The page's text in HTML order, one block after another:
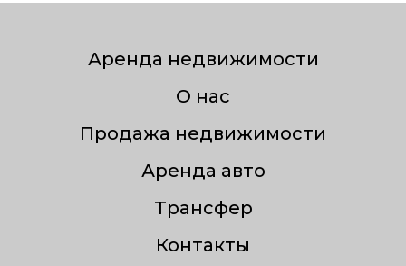
Аренда недвижимости
О нас
Продажа недвижимости
Аренда авто
Трансфер
Контакты